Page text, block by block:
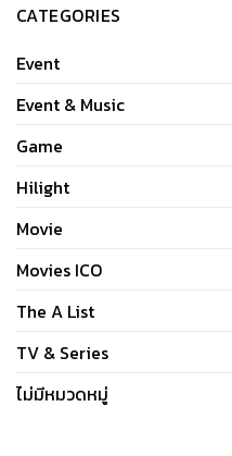
CATEGORIES
Event
Event & Music
Game
Hilight
Movie
Movies ICO
The A List
TV & Series
ไม่มีหมวดหมู่